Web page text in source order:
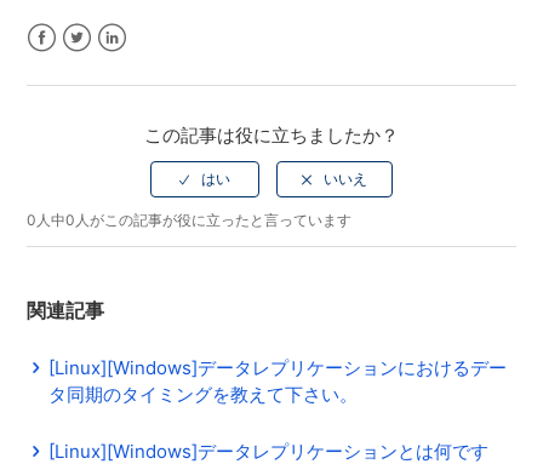
この記事は役に立ちましたか？
0人中0人がこの記事が役に立ったと言っています
関連記事
[Linux][Windows]データレプリケーションにおけるデー
タ同期のタイミングを教えて下さい。
[Linux][Windows]データレプリケーションとは何です